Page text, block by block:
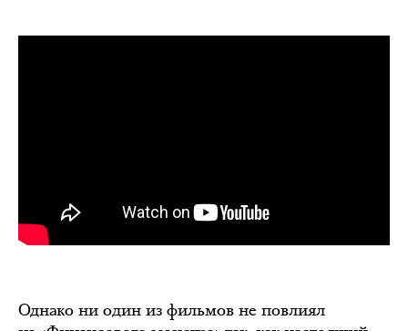
Однако ни один из фильмов не повлиял